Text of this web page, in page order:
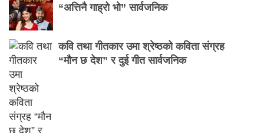
“अत्तिनै गाह्रो भो” सार्वजनिक
कवि तथा गीतकार उमा श्रेष्ठको कविता संग्रह
“मौन छ देश” र दुई गीत सार्वजनिक